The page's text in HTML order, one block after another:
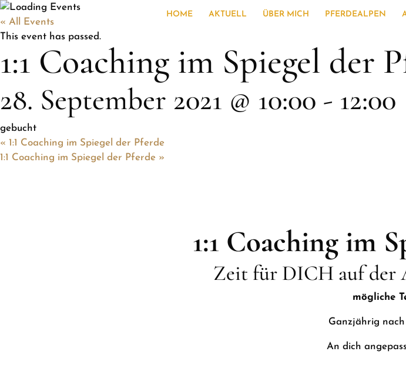
HOME AKTUELL ÜBER MICH PFERDEALPEN
« All Events
This event has passed.
1:1 Coaching im Spiegel der
28. September 2021 @ 10:00 - 12:00
gebucht
« 1:1 Coaching im Spiegel der Pferde
1:1 Coaching im Spiegel der Pferde »
1:1 Coaching im
Zeit für DICH auf der
mögliche
Ganzjährig
An dich